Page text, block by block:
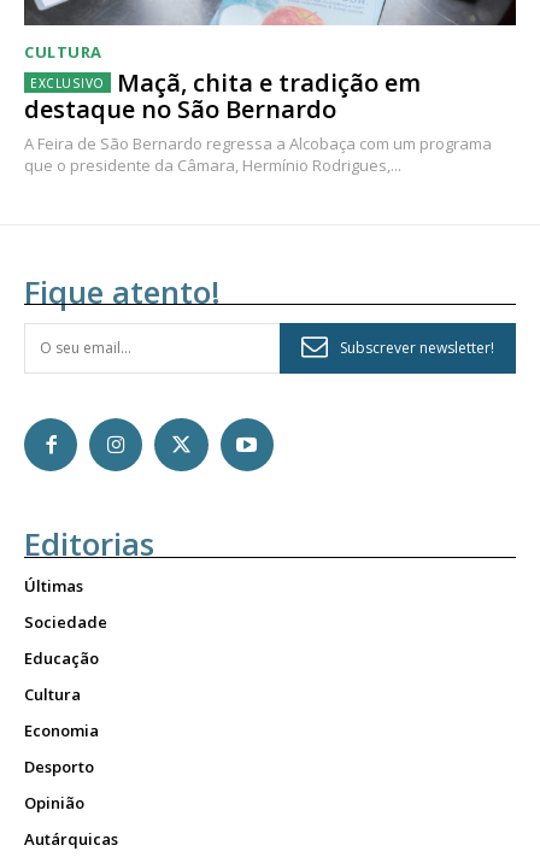
CULTURA
Maçã, chita e tradição em
destaque no São Bernardo
A Feira de São Bernardo regressa a Alcobaça com um programa
que o presidente da Câmara, Hermínio Rodrigues,...
Fique atento!
Subscrever newsletter!
Editorias
Últimas
Sociedade
Educação
Cultura
Economia
Desporto
Opinião
Autárquicas